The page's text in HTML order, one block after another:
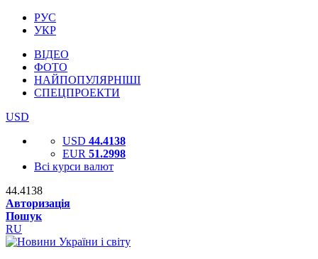
РУС
УКР
ВІДЕО
ФОТО
НАЙПОПУЛЯРНІШІ
СПЕЦПРОЕКТИ
USD
USD 44.4138
EUR 51.2998
Всі курси валют
44.4138
Авторизація
Пошук
RU